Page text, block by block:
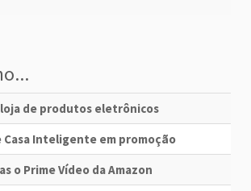
loja de produtos eletrônicos
Casa Inteligente em promoção
o Prime Vídeo da Amazon